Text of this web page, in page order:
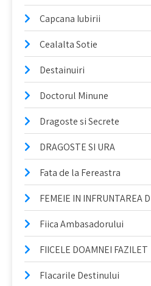
Capcana Iubirii
Cealalta Sotie
Destainuiri
Doctorul Minune
Dragoste si Secrete
DRAGOSTE SI URA
Fata de la Fereastra
FEMEIE IN INFRUNTAREA
Fiica Ambasadorului
FIICELE DOAMNEI FAZILET
Flacarile Destinului